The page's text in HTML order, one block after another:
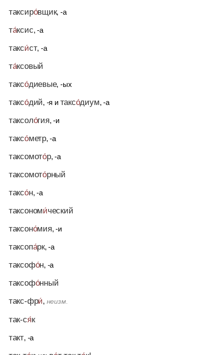
таксиро́вщик, -а
та́ксис, -а
такси́ст, -а
та́ксовый
таксо́диевые, -ых
таксо́дий, -я и таксо́диум, -а
таксоло́гия, -и
таксо́метр, -а
таксомото́р, -а
таксомото́рный
таксо́н, -а
таксономи́ческий
таксоно́мия, -и
таксопа́рк, -а
таксофо́н, -а
таксофо́нный
такс-фри́, неизм.
так-ся́к
такт, -а